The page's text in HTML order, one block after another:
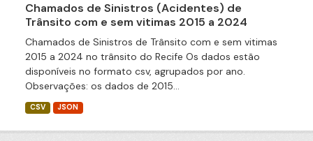
Chamados de Sinistros (Acidentes) de
Trânsito com e sem vitimas 2015 a 2024
Chamados de Sinistros de Trânsito com e sem vitimas
2015 a 2024 no trânsito do Recife Os dados estão
disponíveis no formato csv, agrupados por ano.
Observações: os dados de 2015...
CSV JSON